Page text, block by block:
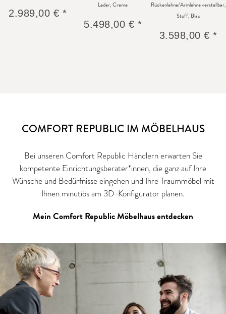
2.989,00 € *
Leder, Creme
5.498,00 € *
Rückenlehne/Armlehne verstellbar,
Stoff, Blau
3.598,00 € *
COMFORT REPUBLIC IM MÖBELHAUS
Bei unseren Comfort Republic Händlern erwarten Sie
kompetente Einrichtungsberater*innen, die ganz auf Ihre
Wünsche und Bedürfnisse eingehen und Ihre Traummöbel mit
Ihnen minutiös am 3D-Konfigurator planen.
Mein Comfort Republic Möbelhaus entdecken